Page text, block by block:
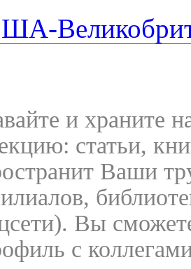
и храните
статьи,
Ваши
Вы
с